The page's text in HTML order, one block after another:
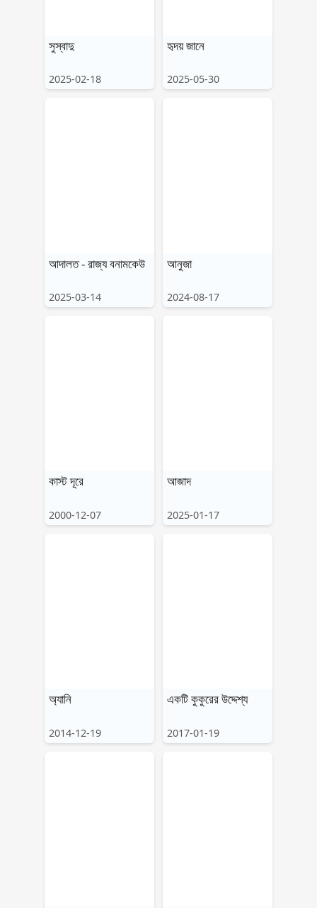
সুস্বাদু
2025-02-18
হৃদয় জানে
2025-05-30
আদালত - রাজ্য বনামকেউ
2025-03-14
আনুজা
2024-08-17
কাস্ট দূরে
2000-12-07
আজাদ
2025-01-17
অ্যানি
2014-12-19
একটি কুকুরের উদ্দেশ্য
2017-01-19